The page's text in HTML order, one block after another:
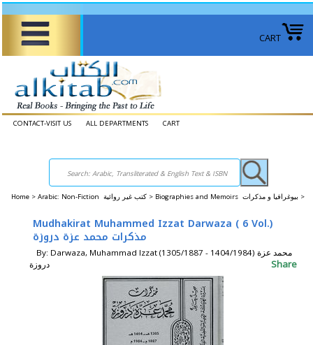
CART
CONTACT-VISIT US ALL DEPARTMENTS CART
Home > Arabic: Non-Fiction كتب غير روائية > Biographies and Memoirs بيوغرافيا و مذكرات >
Mudhakirat Muhammed Izzat Darwaza ( 6 Vol.)
مذكرات محمد عزة دروزة
By: Darwaza, Muhammad Izzat (1305/1887 - 1404/1984) محمد عزة
دروزة
Share